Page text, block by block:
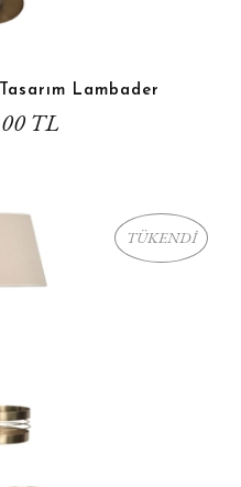
Lambader
TL
TÜKENDİ